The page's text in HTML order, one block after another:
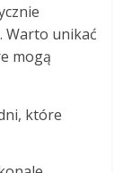
Warto unikać
mogą
które